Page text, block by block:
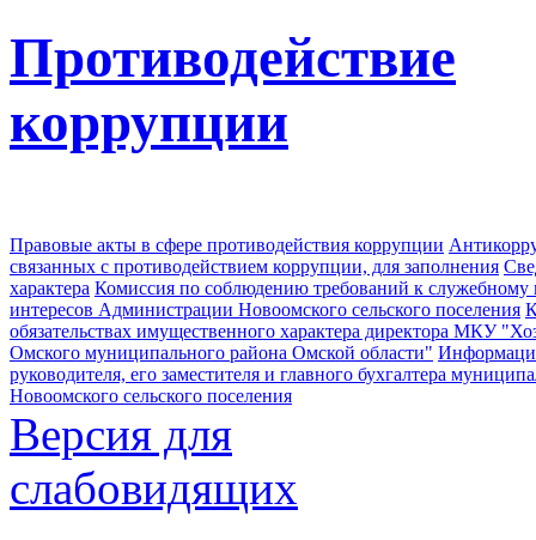
Противодействие
коррупции
Правовые акты в сфере противодействия коррупции
связанных с противодействием коррупции, для заполнения
характера Комиссия по соблюдению требований к
интересов Администрации Новоомского сельского поселения
обязательствах имущественного характера директора МКУ
Омского муниципального района Омской области"
руководителя, его заместителя и главного бухгалтера
Новоомского сельского поселения
Версия для
слабовидящих